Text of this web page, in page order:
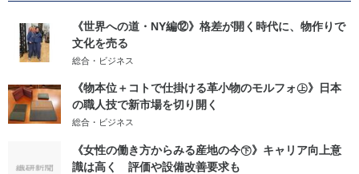
《世界への道・NY編⑫》格差が開く時代に、物作りで
文化を売る
総合・ビジネス
《物本位＋コトで仕掛ける革小物のモルフォ㊤》日本
の職人技で新市場を切り開く
総合・ビジネス
《女性の働き方からみる産地の今㊦》キャリア向上意
識は高く 評価や設備改善要求も